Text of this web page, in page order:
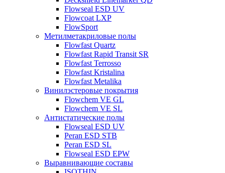
Flowseal ESD UV
Flowcoat LXP
FlowSport
Метилметакриловые полы
Flowfast Quartz
Flowfast Rapid Transit SR
Flowfast Terrosso
Flowfast Kristalina
Flowfast Metalika
Винилэстеровые покрытия
Flowchem VE GL
Flowchem VE SL
Антистатические полы
Flowseal ESD UV
Peran ESD STB
Peran ESD SL
Flowseal ESD EPW
Выравнивающие составы